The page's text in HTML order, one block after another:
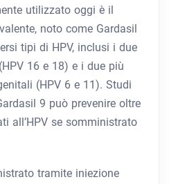
utilizzato oggi è il
noto come Gardasil
tipi di HPV, inclusi i due
16 e 18) e i due più
(HPV 6 e 11). Studi
9 può prevenire oltre
all’HPV se somministrato
tramite iniezione